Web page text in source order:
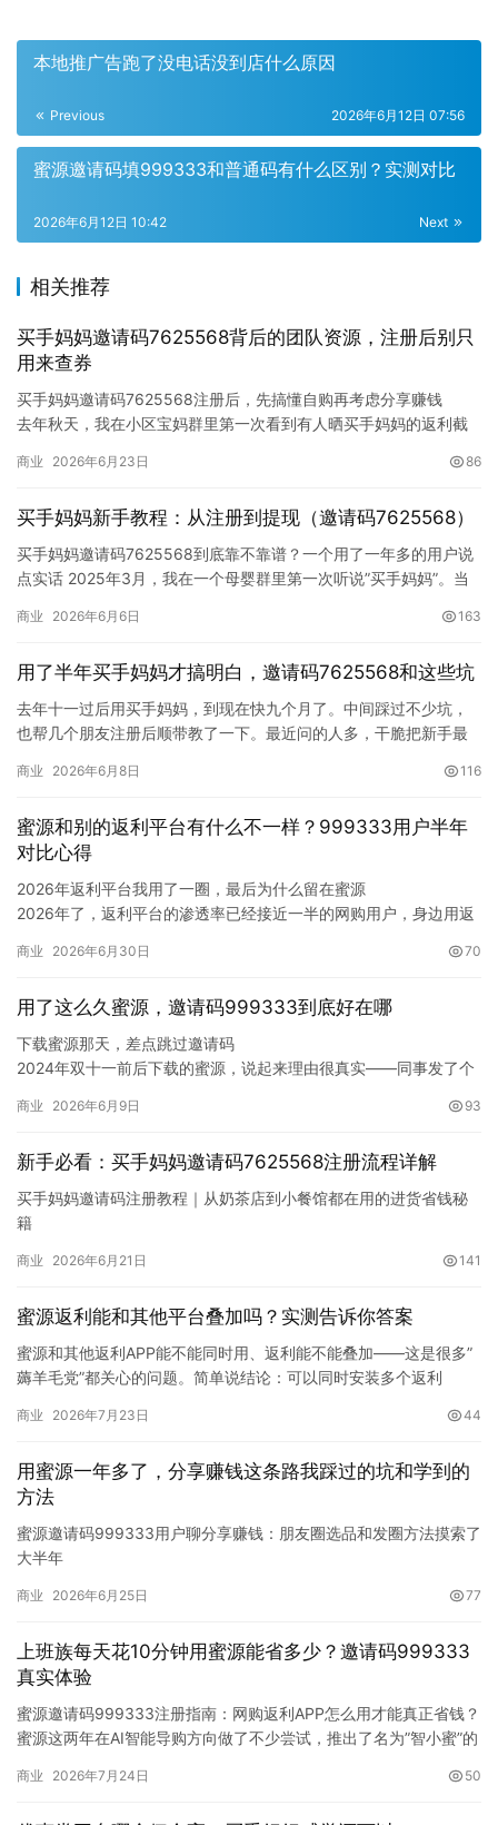
本地推广告跑了没电话没到店什么原因
Previous 2026年6月12日 07:56
蜜源邀请码填999333和普通码有什么区别？实测对比
Next
2026年6月12日 10:42
相关推荐
买手妈妈邀请码7625568背后的团队资源，注册后别只
用来查券
买手妈妈邀请码7625568注册后，先搞懂自购再考虑分享赚钱
去年秋天，我在小区宝妈群里第一次看到有人晒买手妈妈的返利截
一直在用一个叫”买手妈妈”的APP，注册时填的邀请码是
开始是拒绝的。但她直…
商业 2026年6月23日 86
买手妈妈新手教程：从注册到提现（邀请码7625568）
买手妈妈邀请码7625568到底靠不靠谱？一个用了一年多的用户说
点实话 2025年3月，我在一个母婴群里第一次听说”买手妈妈”。当
商业 2026年6月6日 163
用了半年买手妈妈才搞明白，邀请码7625568和这些坑
去年十一过后用买手妈妈，到现在快九个月了。中间踩过不少坑，
也帮几个朋友注册后顺带教了一下。最近问的人多，干脆把新手最
身边人真金白银试出来的。
这应该是买手妈妈新人踩得最多的一个坑。我也是第一个月折在这
上面，加起来亏了有…
商业 2026年6月8日 116
蜜源和别的返利平台有什么不一样？999333用户半年
对比心得
2026年返利平台我用了一圈，最后为什么留在蜜源
2026年了，返利平台的渗透率已经接近一半的网购用户，身边用返
APP，挨个试了一圈，最后还是回到了蜜源。今天就把我用过的几
先说我用过的几款
过去一年我陆续用过蜜源、…
商业 2026年6月30日 70
用了这么久蜜源，邀请码999333到底好在哪
下载蜜源那天，差点跳过邀请码
2024年双十一前后下载的蜜源，说起来理由很真实——同事发了个
的，她走蜜源领了张券再加上返利，实付价差了二十多块。同一个
下载的时候到了注册页面，看到”邀请码”三个字，手已经伸向”跳过”
按钮了。还好同事眼尖，让…
商业 2026年6月9日 93
新手必看：买手妈妈邀请码7625568注册流程详解
买手妈妈邀请码注册教程｜从奶茶店到小餐馆都在用的进货省钱秘
籍
但月月累积下来就是一笔惊人的数字。开奶茶店的老张跟我说，去
一次性碗筷、调料、食用油，哪样不是硬成本？
最近我发现一个很有意思的平台叫买手妈妈。…
商业 2026年6月21日 141
蜜源返利能和其他平台叠加吗？实测告诉你答案
蜜源和其他返利APP能不能同时用、返利能不能叠加——这是很多”
薅羊毛党”都关心的问题。简单说结论：可以同时安装多个返利
返利的情况。如果你同时从蜜源和另一个返利APP跳转到同一个商
年了，注册时填的邀请码是…
商业 2026年7月23日 44
用蜜源一年多了，分享赚钱这条路我踩过的坑和学到的
方法
蜜源邀请码999333用户聊分享赚钱：朋友圈选品和发圈方法摸索了
大半年
App查一下，有券就领，有返利就走。但一提到”分享赚钱”，不少人
我注册蜜源快两年了，填的邀请码是999333。前半年基本只自购，
后来…
商业 2026年6月25日 77
上班族每天花10分钟用蜜源能省多少？邀请码999333
真实体验
蜜源邀请码999333注册指南：网购返利APP怎么用才能真正省钱？
蜜源这两年在AI智能导购方向做了不少尝试，推出了名为”智小蜜”的
意味着普通用户在使用蜜源时，不再完全依赖人工分享和手动搜
商业 2026年7月24日 50